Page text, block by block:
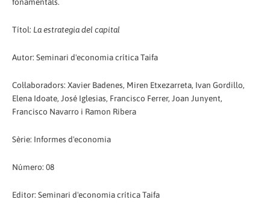
Títol: La estrategia del capital
Autor: Seminari d'economia crítica Taifa
Col·laboradors: Xavier Badenes, Miren Etxezarreta, Ivan Gordillo,
Elena Idoate, José Iglesias, Francisco Ferrer, Joan Junyent,
Francisco Navarro i Ramon Ribera
Sèrie: Informes d'economia
Número: 08
Editor: Seminari d'economia crítica Taifa